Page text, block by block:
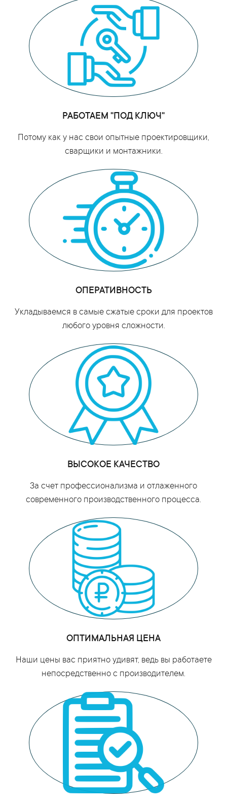
РАБОТАЕМ "ПОД КЛЮЧ"
Потому как у нас свои опытные проектировщики,
сварщики и монтажники.
ОПЕРАТИВНОСТЬ
Укладываемся в самые сжатые сроки для проектов
любого уровня сложности.
ВЫСОКОЕ КАЧЕСТВО
За счет профессионализма и отлаженного
современного производственного процесса.
ОПТИМАЛЬНАЯ ЦЕНА
Наши цены вас приятно удивят, ведь вы работаете
непосредственно с производителем.